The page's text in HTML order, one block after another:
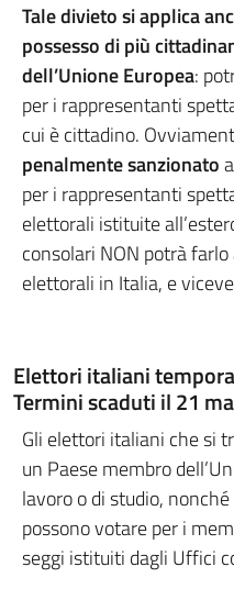
Tale divieto si applica
possesso di più
dell’Unione Europea:
per i rappresentanti
cui è cittadino.
penalmente sanzionato
per i rappresentanti
elettorali istituite
consolari NON potrà
elettorali in Italia, e
Elettori italiani
Termini scaduti il 21
Gli elettori italiani che si
un Paese membro
lavoro o di studio,
possono votare per i
seggi istituiti dagli Uffici